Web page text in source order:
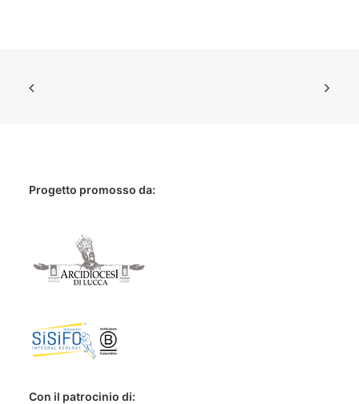
Progetto promosso da:
Con il patrocinio di: